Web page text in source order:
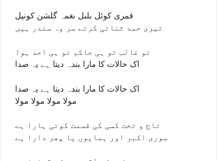
قمری کوئل بلبل نغمہ گلشن کونپل
تیری حمد ثنائی کرتے سر وہ سندر ہیں
تو غالب تو ہی حاکم تو ہی احد ہوا
اک حالات کا مارا بندہ دیتا ہے یہ صدا
اک حالات کا مارا بندہ دیتا ہے یہ صدا
مولا مولا مولا مولا
تاج و تخت کسی کی قسمت کوئی ہارا ہے
سوری اکبر اور ہمایوں یا پھر دارا ہے